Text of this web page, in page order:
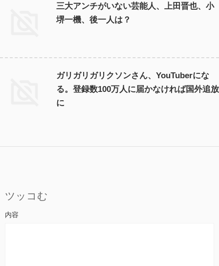
三大アンチがいない芸能人、上田晋也、小
堺一機、後一人は？
ガリガリガリクソンさん、YouTuberにな
る。登録数100万人に届かなければ国外追放
に
ツッコむ